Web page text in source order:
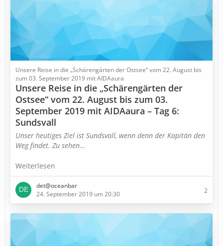
Unsere Reise in die „Schärengärten der Ostsee“ vom 22. August bis
zum 03. September 2019 mit AIDAaura
Unsere Reise in die „Schärengärten der
Ostsee“ vom 22. August bis zum 03.
September 2019 mit AIDAaura – Tag 6:
Sundsvall
Unser heutiges Ziel ist Sundsvall, wenn denn der Kapitän den
Weg findet. Zu sehen…
Weiterlesen
det@oceanbar
24. September 2019 um 20:30
2